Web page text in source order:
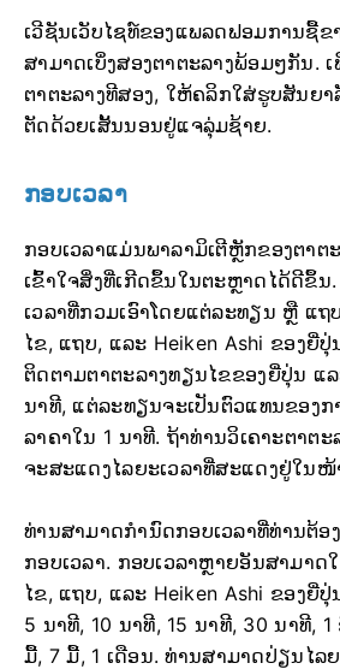
ເວີຊັນເວັບໄຊທ໌ຂອງແພລດຟອມການຊື້
ສາມາດເບິ່ງສອງຕາຕະລາງພ້ອມໆກັນ.
ຕາຕະລາງທີສອງ, ໃຫ້ຄລິກໃສ່ຮູບສັນຍ
ຕັດດ້ວຍເສັ້ນນອນຢູ່ແຈລຸ່ມຊ້າຍ.
ກອບເວລາ
ກອບເວລາແມ່ນພາລາມິເຕີຫຼັກຂອງຕາຕ
ເຂົ້າໃຈສິ່ງທີ່ເກີດຂຶ້ນໃນຕະຫຼາດໄດ້ດີຂຶ້
ເວລາທີ່ກວມເອົາໂດຍແຕ່ລະທຽນ ຫຼື ແຖ
ໄຂ, ແຖບ, ແລະ Heiken Ashi ຂອງຍີ່ປຸ່
ຕິດຕາມຕາຕະລາງທຽນໄຂຂອງຍີ່ປຸ່ນ ແ
ນາທີ, ແຕ່ລະທຽນຈະເປັນຕົວແທນຂອງກ
ລາຄາໃນ 1 ນາທີ. ຖ້າທ່ານວິເຄາະຕາຕະ
ຈະສະແດງໄລຍະເວລາທີ່ສະແດງຢູ່ໃນໜ້
ທ່ານສາມາດກຳນົດກອບເວລາທີ່ທ່ານຕ້ອ
ກອບເວລາ. ກອບເວລາຫຼາຍອັນສາມາດ
ໄຂ, ແຖບ, ແລະ Heiken Ashi ຂອງຍີ່ປຸ່
5 ນາທີ, 10 ນາທີ, 15 ນາທີ, 30 ນາທີ, 1
ມື້, 7 ມື້, 1 ເດືອນ. ທ່ານສາມາດປ່ຽນໄລ